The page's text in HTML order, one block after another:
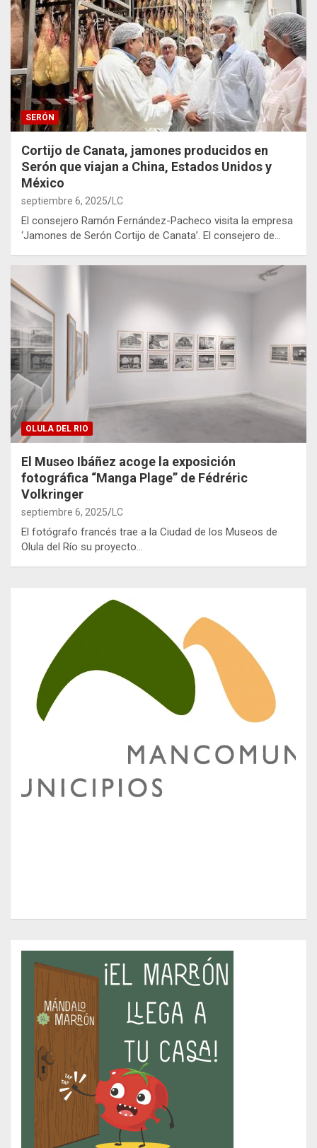
SERÓN
Cortijo de Canata, jamones producidos en
Serón que viajan a China, Estados Unidos y
México
septiembre 6, 2025 LC
El consejero Ramón Fernández-Pacheco visita la empresa
‘Jamones de Serón Cortijo de Canata’. El consejero de…
OLULA DEL RIO
El Museo Ibáñez acoge la exposición
fotográfica “Manga Plage” de Fédréric
Volkringer
septiembre 6, 2025 LC
El fotógrafo francés trae a la Ciudad de los Museos de
Olula del Río su proyecto…